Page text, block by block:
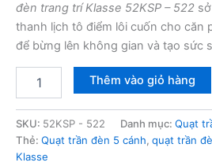
đèn trang trí Klasse 52KSP – 522
thanh lịch tô điểm lôi cuốn cho căn
để bừng lên không gian và tạo sức
Klasse
52KSP
-
Thêm vào giỏ hàng
SKU: 52KSP - 522 Danh mục: Quạt
Thẻ: Quạt trần đèn 5 cánh, quạt trần
Klasse